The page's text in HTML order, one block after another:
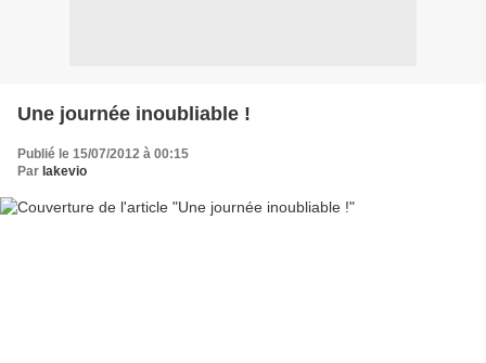
Une journée inoubliable !
Publié le 15/07/2012 à 00:15
Par lakevio